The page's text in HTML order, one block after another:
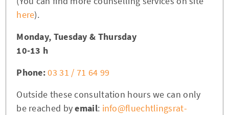
here).
Monday, Tuesday & Thursday
10-13 h
Phone:03 31 / 71 64 99
Outside these consultation hours we can only
be reached byemail: info@fluechtlingsrat-